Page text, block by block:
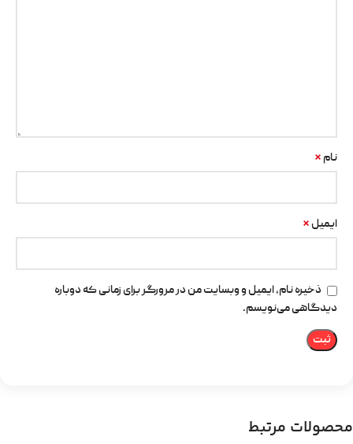
نام *
ایمیل *
ذخیره نام، ایمیل و وبسایت من در مرورگر برای زمانی که دوباره
دیدگاهی می‌نویسم.
محصولات مرتبط